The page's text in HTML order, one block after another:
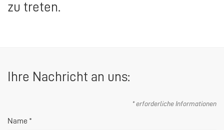
zu treten.
Ihre Nachricht an uns:
* erforderliche Informationen
Name *